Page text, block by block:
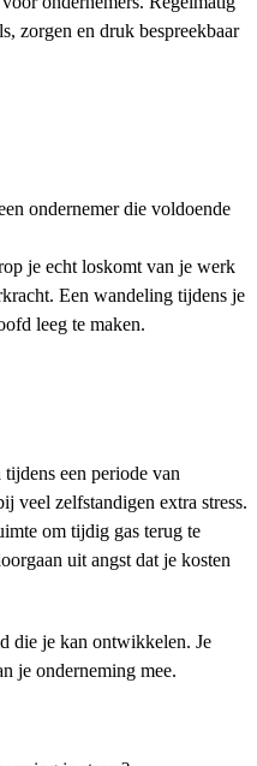
zorgen en druk bespreekbaar
ondernemer die voldoende
je echt loskomt van je werk
Een wandeling tijdens je
leeg te maken.
tijdens een periode van
veel zelfstandigen extra stress.
om tijdig gas terug te
uit angst dat je kosten
die je kan ontwikkelen. Je
je onderneming mee.